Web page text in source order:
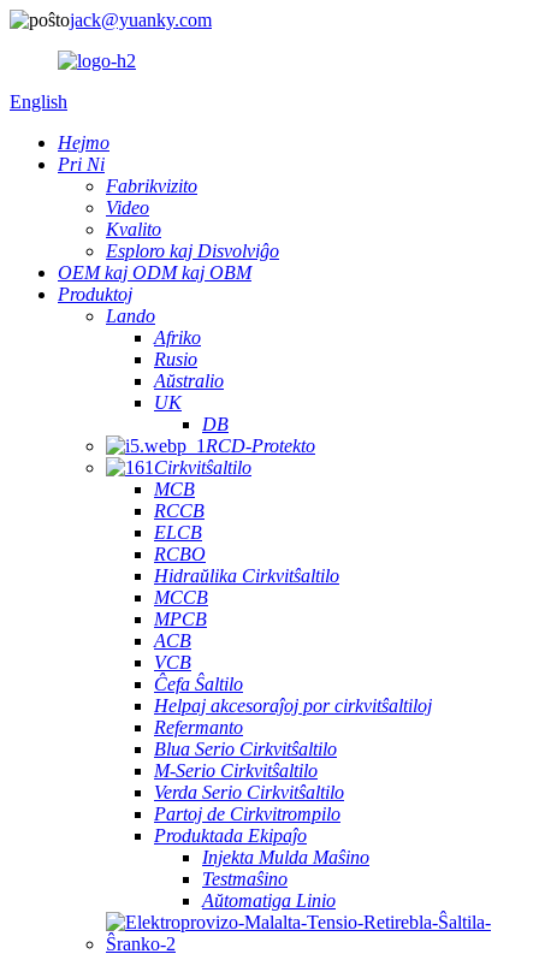
jack@yuanky.com
English
Hejmo
Pri Ni
Fabrikvizito
Video
Kvalito
Esploro kaj Disvolviĝo
OEM kaj ODM kaj OBM
Produktoj
Lando
Afriko
Rusio
Aŭstralio
UK
DB
RCD-Protekto
Cirkvitŝaltilo
MCB
RCCB
ELCB
RCBO
Hidraŭlika Cirkvitŝaltilo
MCCB
MPCB
ACB
VCB
Ĉefa Ŝaltilo
Helpaj akcesoraĵoj por cirkvitŝaltiloj
Refermanto
Blua Serio Cirkvitŝaltilo
M-Serio Cirkvitŝaltilo
Verda Serio Cirkvitŝaltilo
Partoj de Cirkvitrompilo
Produktada Ekipaĵo
Injekta Mulda Maŝino
Testmaŝino
Aŭtomatiga Linio